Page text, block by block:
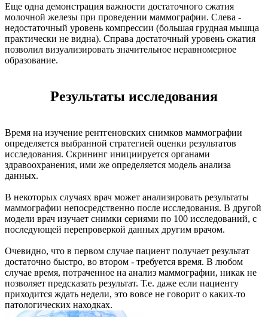
Еще одна демонстрация важности достаточного сжатия
молочной железы при проведении маммографии. Слева -
недостаточный уровень компрессии (большая грудная мышца
практически не видна). Справа достаточный уровень сжатия
позволил визуализировать значительное неравномерное
образование.
Результаты исследования
Время на изучение рентгеновских снимков маммографии
определяется выбранной стратегией оценки результатов
исследования. Скрининг инициируется органами
здравоохранения, ими же определяется модель анализа
данных.
В некоторых случаях врач может анализировать результаты
маммографии непосредственно после исследования. В другой
модели врач изучает снимки сериями по 100 исследований, с
последующей перепроверкой данных другим врачом.
Очевидно, что в первом случае пациент получает результат
достаточно быстро, во втором - требуется время. В любом
случае время, потраченное на анализ маммографии, никак не
позволяет предсказать результат. Т.е. даже если пациенту
приходится ждать недели, это вовсе не говорит о каких-то
патологических находках.